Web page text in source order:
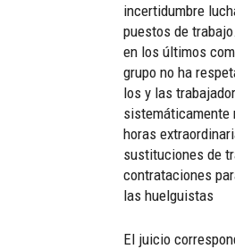
incertidumbre
puestos de
en los últimos
grupo no ha
los y las
sistemáticamente
horas
sustituciones de
contrataciones
las huelguistas
El juicio